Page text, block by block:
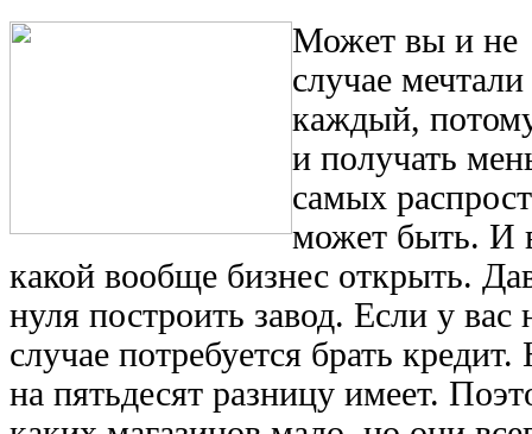
Может вы и не
случае
каждый, потому
и получать
самых
может быть. И
какой вообще бизнес открыть.
нуля построить завод. Если у
случае потребуется брать
на пятьдесят разницу имеет.